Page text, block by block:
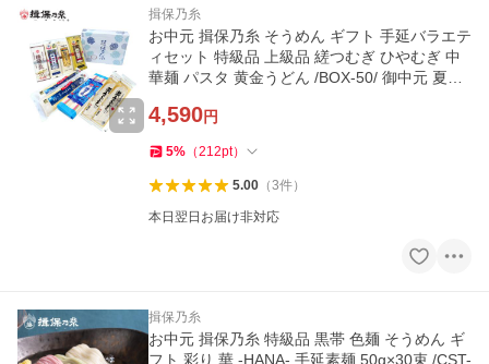
揖保乃糸
お中元 揖保乃糸 そうめん ギフト 手延バラエテ
ィセット 特級品 上級品 縒つむぎ ひやむぎ 中
華麺 パスタ 黄金うどん /BOX-50/ 御中元 夏ギ
4,590円
5% （212pt）
5.00（3件）
本日翌日お届け非対応
揖保乃糸
お中元 揖保乃糸 特級品 黒帯 色麺 そうめん ギ
フト 彩り 華 -HANA- 手延素麺 50g×30束 /CST-